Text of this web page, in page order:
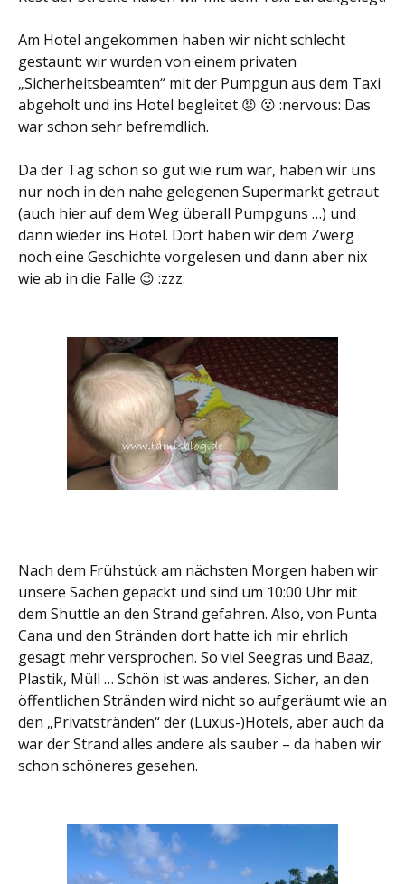
Am Hotel angekommen haben wir nicht schlecht
gestaunt: wir wurden von einem privaten
„Sicherheitsbeamten“ mit der Pumpgun aus dem Taxi
abgeholt und ins Hotel begleitet 😡 😮 :nervous: Das
war schon sehr befremdlich.
Da der Tag schon so gut wie rum war, haben wir uns
nur noch in den nahe gelegenen Supermarkt getraut
(auch hier auf dem Weg überall Pumpguns …) und
dann wieder ins Hotel. Dort haben wir dem Zwerg
noch eine Geschichte vorgelesen und dann aber nix
wie ab in die Falle 😉 :zzz:
Nach dem Frühstück am nächsten Morgen haben wir
unsere Sachen gepackt und sind um 10:00 Uhr mit
dem Shuttle an den Strand gefahren. Also, von Punta
Cana und den Stränden dort hatte ich mir ehrlich
gesagt mehr versprochen. So viel Seegras und Baaz,
Plastik, Müll … Schön ist was anderes. Sicher, an den
öffentlichen Stränden wird nicht so aufgeräumt wie an
den „Privatstränden“ der (Luxus-)Hotels, aber auch da
war der Strand alles andere als sauber – da haben wir
schon schöneres gesehen.